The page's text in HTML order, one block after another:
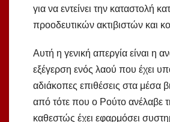
για να εντείνει την καταστολή
προοδευτικών ακτιβιστών και
Αυτή η γενική απεργία είναι η
εξέγερση ενός λαού που έχει
αδιάκοπες επιθέσεις στα μέσα
από τότε που ο Ρούτο ανέλαβε
καθεστώς έχει εφαρμόσει